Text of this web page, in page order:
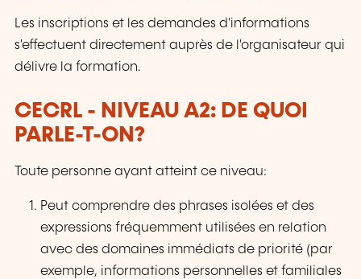
Les inscriptions et les demandes d'informations
s'effectuent directement auprès de l'organisateur qui
délivre la formation.
CECRL - NIVEAU A2: DE QUOI
PARLE-T-ON?
Toute personne ayant atteint ce niveau:
Peut comprendre des phrases isolées et des
expressions fréquemment utilisées en relation
avec des domaines immédiats de priorité (par
exemple, informations personnelles et familiales